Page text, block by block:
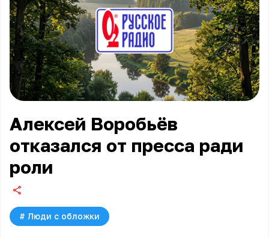
Алексей Воробьёв
отказался от пресса ради
роли
# Люди с обложки